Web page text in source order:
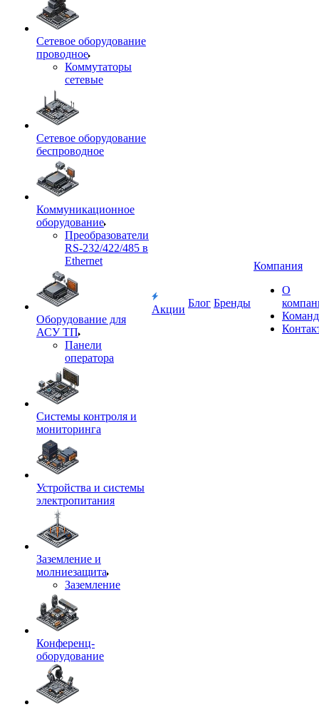
Сетевое оборудование
проводное
Коммутаторы
сетевые
Сетевое оборудование
беспроводное
Коммуникационное
оборудование
Преобразователи
RS-232/422/485 в
Ethernet
Оборудование для
АСУ ТП
Панели
оператора
Системы контроля и
мониторинга
Устройства и системы
электропитания
Заземление и
молниезащита
Заземление
Конференц-
оборудование
Акции
Блог Бренды
Компания
О